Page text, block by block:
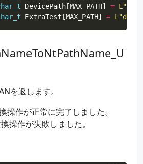
DevicePath [MAX_PATH] = L "
ExtraTest [MAX_PATH] = L
を返します。
操作が正常に完了しました。
操作が失敗しました。